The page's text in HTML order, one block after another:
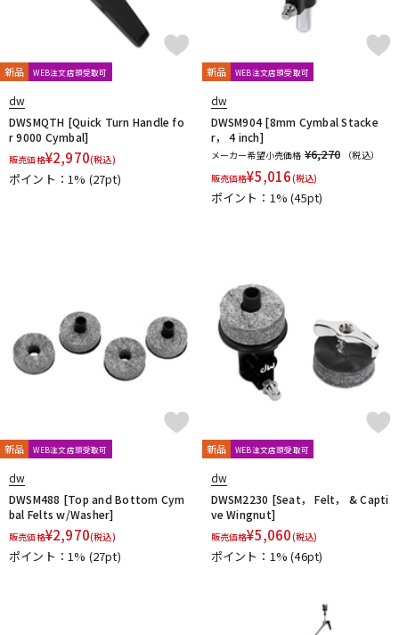
新品 WEB注文店頭受取可
dw
DWSMQTH [Quick Turn Handle fo
r 9000 Cymbal]
販売価格¥2,970(税込)
ポイント：1% (27pt)
新品 WEB注文店頭受取可
dw
DWSM904 [8mm Cymbal Stacke
r， 4 inch]
メーカー希望小売価格 ¥6,270
（税込）
販売価格¥5,016(税込)
ポイント：1%(45pt)
新品 WEB注文店頭受取可
dw
DWSM488 [Top and Bottom Cym
bal Felts w/Washer]
販売価格¥2,970(税込)
ポイント：1% (27pt)
新品 WEB注文店頭受取可
dw
DWSM2230 [Seat， Felt， & Capti
ve Wingnut]
販売価格¥5,060(税込)
ポイント：1%(46pt)